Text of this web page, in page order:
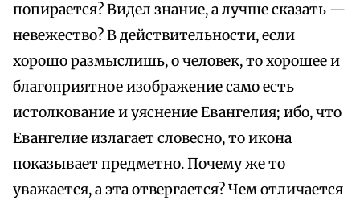
попирается? Видел знание, а лучше сказать —
невежество? В действительности, если
хорошо размыслишь, о человек, то хорошее и
благоприятное изображение само есть
истолкование и уяснение Евангелия; ибо, что
Евангелие излагает словесно, то икона
показывает предметно. Почему же то
уважается, а эта отвергается? Чем отличается